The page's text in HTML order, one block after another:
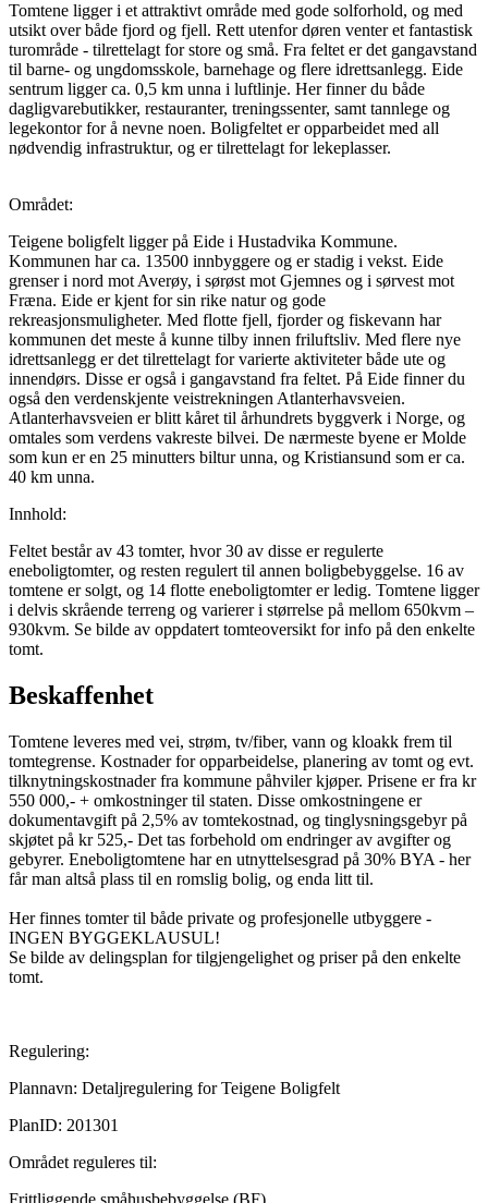
Tomtene ligger i et attraktivt område med gode solforhold, og med
utsikt over både fjord og fjell. Rett utenfor døren venter et fantastisk
turområde - tilrettelagt for store og små. Fra feltet er det gangavstand
til barne- og ungdomsskole, barnehage og flere idrettsanlegg. Eide
sentrum ligger ca. 0,5 km unna i luftlinje. Her finner du både
dagligvarebutikker, restauranter, treningssenter, samt tannlege og
legekontor for å nevne noen. Boligfeltet er opparbeidet med all
nødvendig infrastruktur, og er tilrettelagt for lekeplasser.
Området:
Teigene boligfelt ligger på Eide i Hustadvika Kommune.
Kommunen har ca. 13500 innbyggere og er stadig i vekst. Eide
grenser i nord mot Averøy, i sørøst mot Gjemnes og i sørvest mot
Fræna. Eide er kjent for sin rike natur og gode
rekreasjonsmuligheter. Med flotte fjell, fjorder og fiskevann har
kommunen det meste å kunne tilby innen friluftsliv. Med flere nye
idrettsanlegg er det tilrettelagt for varierte aktiviteter både ute og
innendørs. Disse er også i gangavstand fra feltet. På Eide finner du
også den verdenskjente veistrekningen Atlanterhavsveien.
Atlanterhavsveien er blitt kåret til århundrets byggverk i Norge, og
omtales som verdens vakreste bilvei. De nærmeste byene er Molde
som kun er en 25 minutters biltur unna, og Kristiansund som er ca.
40 km unna.
Innhold:
Feltet består av 43 tomter, hvor 30 av disse er regulerte
eneboligtomter, og resten regulert til annen boligbebyggelse. 16 av
tomtene er solgt, og 14 flotte eneboligtomter er ledig. Tomtene ligger
i delvis skrående terreng og varierer i størrelse på mellom 650kvm –
930kvm. Se bilde av oppdatert tomteoversikt for info på den enkelte
tomt.
Beskaffenhet
Tomtene leveres med vei, strøm, tv/fiber, vann og kloakk frem til
tomtegrense. Kostnader for opparbeidelse, planering av tomt og evt.
tilknytningskostnader fra kommune påhviler kjøper. Prisene er fra kr
550 000,- + omkostninger til staten. Disse omkostningene er
dokumentavgift på 2,5% av tomtekostnad, og tinglysningsgebyr på
skjøtet på kr 525,- Det tas forbehold om endringer av avgifter og
gebyrer. Eneboligtomtene har en utnyttelsesgrad på 30% BYA - her
får man altså plass til en romslig bolig, og enda litt til.
Her finnes tomter til både private og profesjonelle utbyggere -
INGEN BYGGEKLAUSUL!
Se bilde av delingsplan for tilgjengelighet og priser på den enkelte
tomt.
Regulering:
Plannavn: Detaljregulering for Teigene Boligfelt
PlanID: 201301
Området reguleres til: